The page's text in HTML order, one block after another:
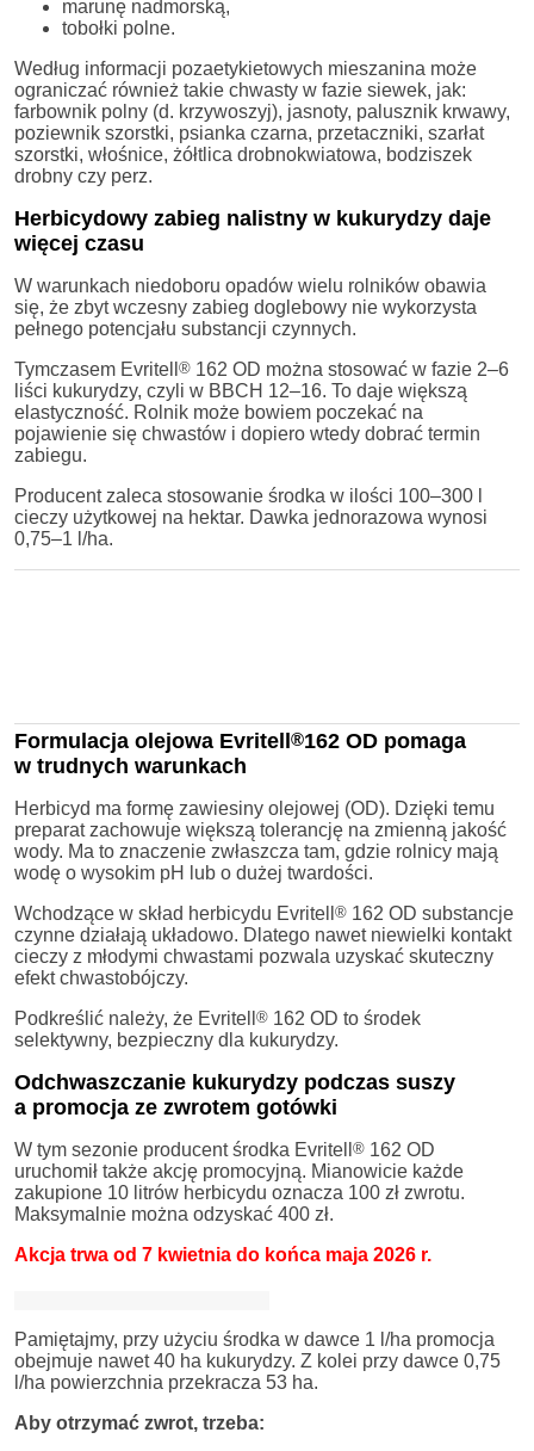
marunę nadmorską,
tobołki polne.
Według informacji pozaetykietowych mieszanina może
ograniczać również takie chwasty w fazie siewek, jak:
farbownik polny (d. krzywoszyj), jasnoty, palusznik krwawy,
poziewnik szorstki, psianka czarna, przetaczniki, szarłat
szorstki, włośnice, żółtlica drobnokwiatowa, bodziszek
drobny czy perz.
Herbicydowy zabieg nalistny w kukurydzy daje
więcej czasu
W warunkach niedoboru opadów wielu rolników obawia
się, że zbyt wczesny zabieg doglebowy nie wykorzysta
pełnego potencjału substancji czynnych.
Tymczasem Evritell ® 162 OD można stosować w fazie 2–6
liści kukurydzy, czyli w BBCH 12–16. To daje większą
elastyczność. Rolnik może bowiem poczekać na
pojawienie się chwastów i dopiero wtedy dobrać termin
zabiegu.
Producent zaleca stosowanie środka w ilości 100–300 l
cieczy użytkowej na hektar. Dawka jednorazowa wynosi
0,75–1 l/ha.
Formulacja olejowa Evritell®162 OD pomaga
w trudnych warunkach
Herbicyd ma formę zawiesiny olejowej (OD). Dzięki temu
preparat zachowuje większą tolerancję na zmienną jakość
wody. Ma to znaczenie zwłaszcza tam, gdzie rolnicy mają
wodę o wysokim pH lub o dużej twardości.
Wchodzące w skład herbicydu Evritell ® 162 OD substancje
czynne działają układowo. Dlatego nawet niewielki kontakt
cieczy z młodymi chwastami pozwala uzyskać skuteczny
efekt chwastobójczy.
Podkreślić należy, że Evritell ® 162 OD to środek
selektywny, bezpieczny dla kukurydzy.
Odchwaszczanie kukurydzy podczas suszy
a promocja ze zwrotem gotówki
W tym sezonie producent środka Evritell ® 162 OD
uruchomił także akcję promocyjną. Mianowicie każde
zakupione 10 litrów herbicydu oznacza 100 zł zwrotu.
Maksymalnie można odzyskać 400 zł.
Akcja trwa od 7 kwietnia do końca maja 2026 r.
Pamiętajmy, przy użyciu środka w dawce 1 l/ha promocja
obejmuje nawet 40 ha kukurydzy. Z kolei przy dawce 0,75
l/ha powierzchnia przekracza 53 ha.
Aby otrzymać zwrot, trzeba: